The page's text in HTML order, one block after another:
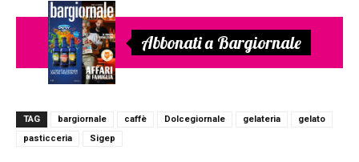
Abbonati a Bargiornale
TAG bargiornale caffè Dolcegiornale gelateria
gelato
pasticceria
Sigep